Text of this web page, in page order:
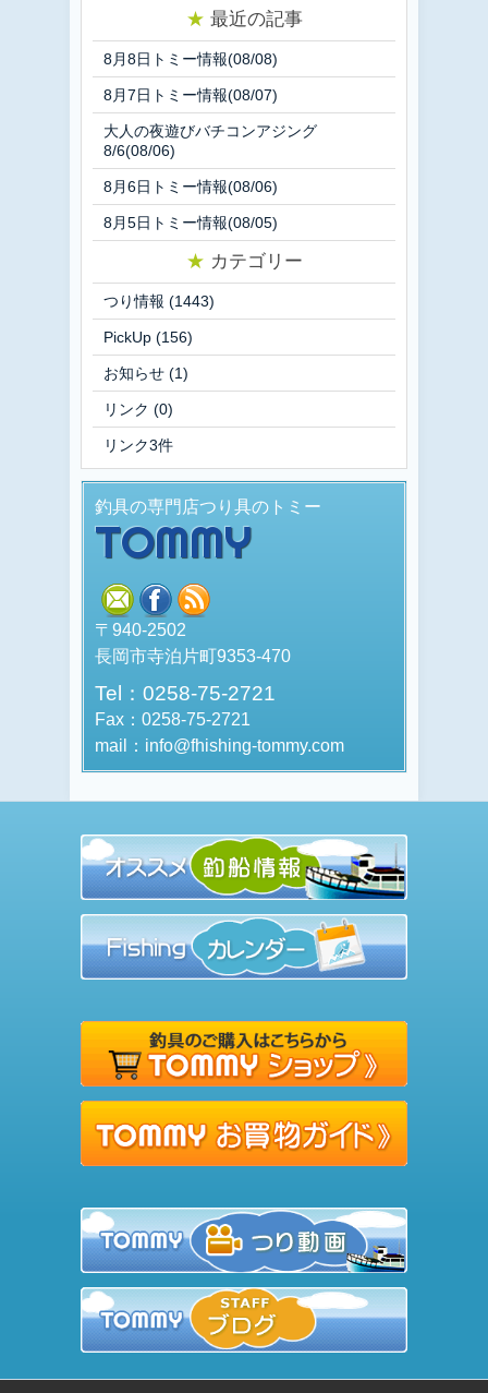
★ 最近の記事
8月8日トミー情報(08/08)
8月7日トミー情報(08/07)
大人の夜遊びバチコンアジング
8/6(08/06)
8月6日トミー情報(08/06)
8月5日トミー情報(08/05)
★ カテゴリー
つり情報 (1443)
PickUp (156)
お知らせ (1)
リンク (0)
リンク3件
釣具の専門店つり具のトミー
TOMMY
mail facebook
〒940-2502
長岡市寺泊片町9353-470
Tel：0258-75-2721
Fax：0258-75-2721
mail：info@fhishing-tommy.com